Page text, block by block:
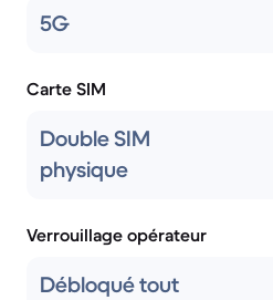
5G
Carte SIM
Double SIM
physique
Verrouillage opérateur
Débloqué tout